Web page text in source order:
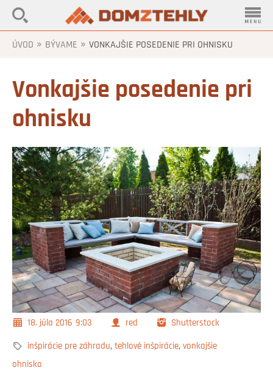
ÚVOD » BÝVAME » VONKAJŠIE POSEDENIE PRI OHNISKU
Vonkajšie posedenie pri
ohnisku
18. júla 2016 9:03 red Shutterstock
inšpirácie pre záhradu, tehlové inšpirácie, vonkajšie
ohnisko